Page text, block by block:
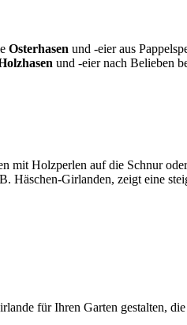
Osterhasen und -eier aus
und -eier nach Belieben
mit Holzperlen auf die Schnur
Girlanden, zeigt eine
für Ihren Garten gestalten,